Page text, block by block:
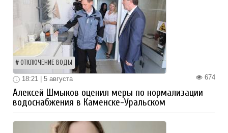
ОТКЛЮЧЕНИЕ ВОДЫ
674
18:21 | 5 августа
Алексей Шмыков оценил меры по нормализации
водоснабжения в Каменске-Уральском